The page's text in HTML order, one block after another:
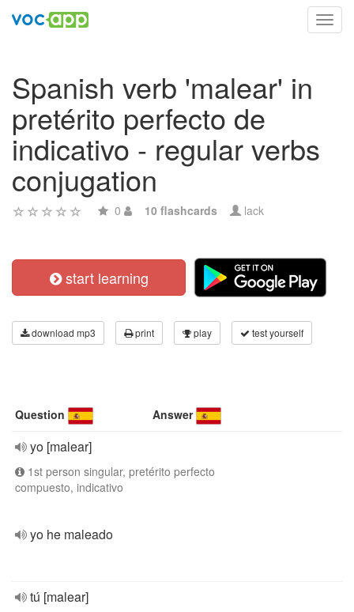
Spanish verb 'malear' in
pretérito perfecto de
indicativo - regular verbs
conjugation
0 10 flashcards lack
start learning
download mp3 print play test yourself
Question Answer
yo [malear]
1st person singular, pretérito perfecto
compuesto, indicativo
yo he maleado
tú [malear]